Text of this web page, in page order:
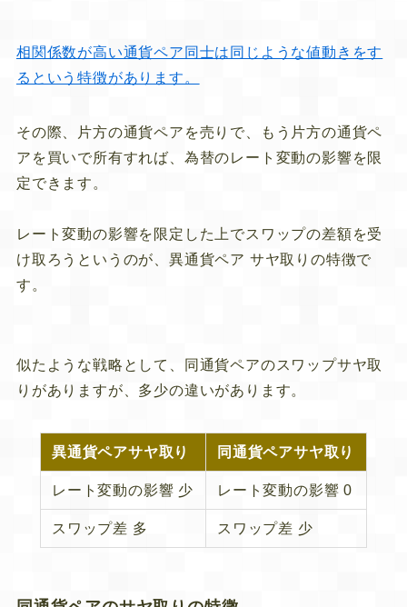
相関係数が高い通貨ペア同士は同じような値動きをす
るという特徴があります。
その際、 片方の通貨ペアを売り で、
もう片方の通貨ペ
アを買いで所有すれば、為替のレート変動の影響を限
定できます。
レート変動の影響を限定した上でスワップの差額を受
け取ろうというのが、異通貨ペア サヤ取りの特徴で
す。
似たような戦略として、同通貨ペアのスワップサヤ取
りがありますが、多少の違いがあります。
異通貨ペアサヤ取り 同通貨ペアサヤ取り
レート変動の影響 少 レート変動の影響0
スワップ差 多 スワップ差 少